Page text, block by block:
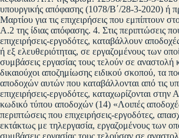
υπουργικής απόφασης (1078/Β΄/28-3-2020) ή
Μαρτίου για τις επιχειρήσεις που εμπίπτουν
Α.2 της ίδιας απόφασης. 4. Στις περιπτώσεις
επιχειρήσεις-εργοδότες, καταβάλλουν
ή εξ ελευθεριότητας, σε εργαζομένους των
συμβάσεις εργασίας τους τελούν σε αναστολή
δικαιούχοι αποζημίωσης ειδικού σκοπού, τα
αποδοχών αυτών που καταβάλλονται από τις
επιχειρήσεις-εργοδότες, καταχωρίζονται
κωδικό τύπου αποδοχών (14) «Λοιπές
περιπτώσεις που επιχειρήσεις-εργοδότες,
εκτάκτως με τηλεργασία, εργαζομένους των
συμβάσεις εργασίας τους τελούσαν σε